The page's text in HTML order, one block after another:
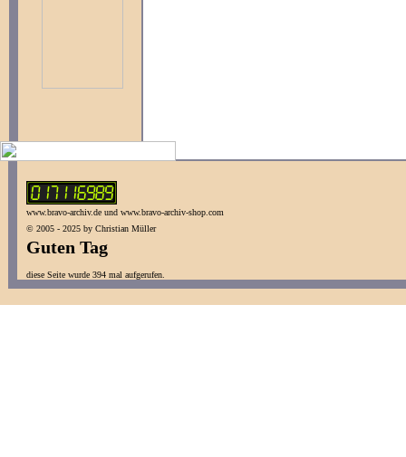
www.bravo-archiv.de und www.bravo-archiv-shop.com
© 2005 - 2025 by Christian Müller
Guten Tag
diese Seite wurde 394 mal aufgerufen.